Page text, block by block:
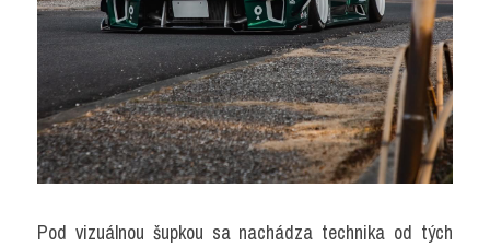
Pod vizuálnou šupkou sa nachádza technika od tých